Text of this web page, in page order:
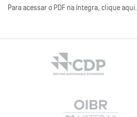
Para acessar o PDF na íntegra, clique aqui.